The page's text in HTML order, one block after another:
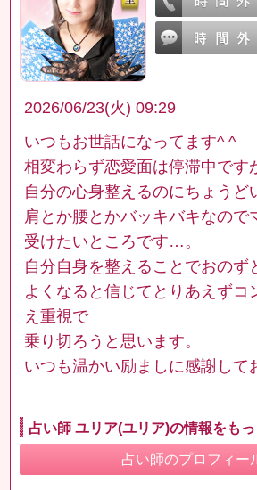
2026/06/23(火) 09:29
いつもお世話になってます^ ^
相変わらず恋愛面は停滞中です
自分の心身整えるのにちょうど
肩とか腰とかバッキバキなので
受けたいところです…。
自分自身を整えることでおのず
よくなると信じてとりあえずコ
え重視で
乗り切ろうと思います。
いつも温かい励ましに感謝して
占い師 ユリア(ユリア)の情報をも
占い師のプロフィー